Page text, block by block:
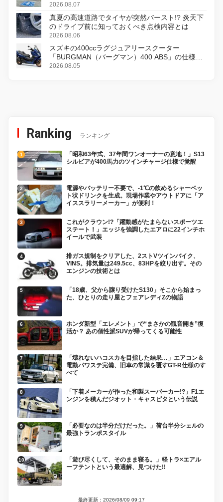
2026.08.07
真夏の高速道路でタイヤが突然バースト!? 炎天下
のドライブ前に知っておくべき点検内容とは
2026.08.06
スズキの400ccラグジュアリースクーター
「BURGMAN（バーグマン）400 ABS」の仕様を
変更し、8月18日に発売
2026.08.05
Ranking ランキング
「昭和63年式、37年間ワンオーナーの意地！」S13
シルビアが400馬力のツインチャージ仕様で覚醒
電源やバッテリー不要で、-1℃の飲めるシャーベッ
ト状ドリンクを生成。現場作業やアウトドアに「ア
イススラリーメーカー」が便利！
これがクラウン!?「躍動感がたまらないスポーツエ
ステート！」エッジを強調したエアロに22インチホ
イールで武装
排ガス規制をクリアした、2ストVツインバイク、
VINS。排気量は249.5cc、83HPを絞り出す。その
エンジンの技術とは
「18歳、父から譲り受けたS130」そこから始まっ
た、ひとりの走り屋とフェアレディZの物語
ホンダ新型「エレメント」で“まさかの観音開き”復
活か？ あの個性派SUVが帰ってくる可能性
「壊れないハコスカを目指した結果…」エアコン＆
電動パワステ完備、旧車の常識を覆すGT-R仕様のす
べて
「下着メーカーが作った和製スーパーカー!?」F1エ
ンジンを積んだジオット・キャスピタという伝説
「必要なのは半分だけだった。」荷台半分シェルの
最強トランポスタイル
「遊び尽くして、そのまま寝る。」軽トラ×エアル
ーフテントという最適解、見つけた!!
最終更新：2026/08/09 09:17